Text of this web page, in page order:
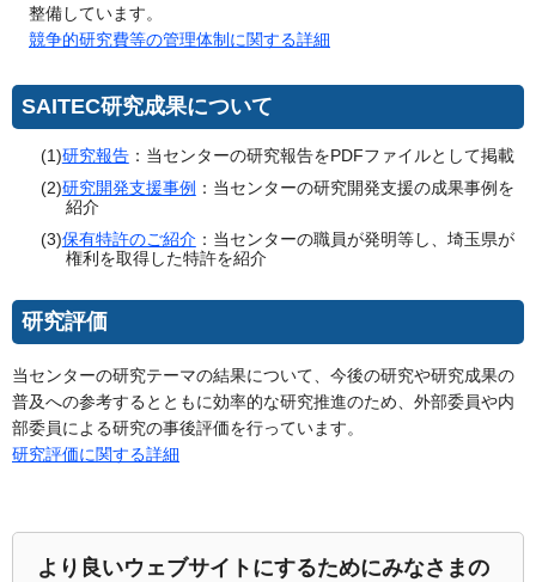
整備しています。
競争的研究費等の管理体制に関する詳細
SAITEC研究成果について
(1)研究報告：当センターの研究報告をPDFファイルとして掲載
(2)研究開発支援事例 ：当センターの研究開発支援の成果事例を
紹介
(3)保有特許のご紹介：当センターの職員が発明等し、埼玉県が
権利を取得した特許を紹介
研究評価
当センターの研究テーマの結果について、今後の研究や研究成果の
普及への参考するとともに効率的な研究推進のため、外部委員や内
部委員による研究の事後評価を行っています。
研究評価に関する詳細
より良いウェブサイトにするためにみなさまの